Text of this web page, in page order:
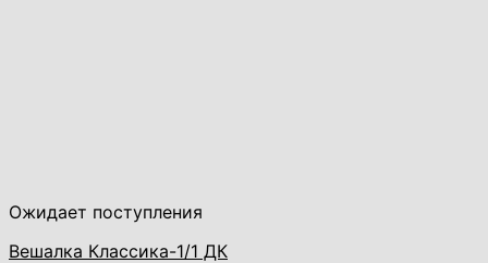
Ожидает поступления
Вешалка Классика-1/1 ДК